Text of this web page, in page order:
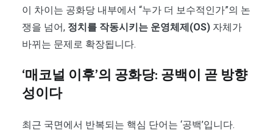
이 차이는 공화당 내부에서 “누가 더 보수적인가”의 논
쟁을 넘어, 정치를 작동시키는 운영체제(OS) 자체가
바뀌는 문제로 확장됩니다.
‘매코널 이후’의 공화당: 공백이 곧 방향
성이다
최근 국면에서 반복되는 핵심 단어는 ‘공백’입니다.